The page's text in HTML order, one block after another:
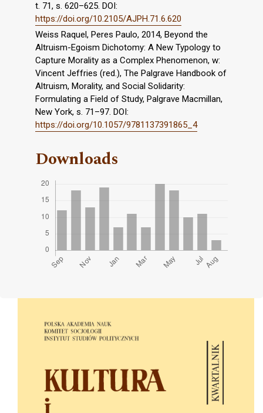
t. 71, s. 620–625. DOI:
https://doi.org/10.2105/AJPH.71.6.620
Weiss Raquel, Peres Paulo, 2014, Beyond the
Altruism-Egoism Dichotomy: A New Typology to
Capture Morality as a Complex Phenomenon, w:
Vincent Jeffries (red.), The Palgrave Handbook of
Altruism, Morality, and Social Solidarity:
Formulating a Field of Study, Palgrave Macmillan,
New York, s. 71–97. DOI:
https://doi.org/10.1057/9781137391865_4
Downloads